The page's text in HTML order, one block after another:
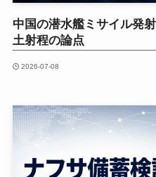
中国の潜水艦ミサイル発
土射程の論点
2026-07-08